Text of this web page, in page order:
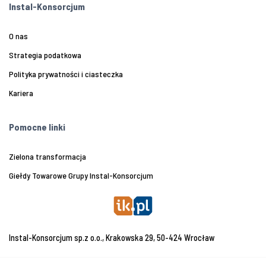
Instal-Konsorcjum
O nas
Strategia podatkowa
Polityka prywatności i ciasteczka
Kariera
Pomocne linki
Zielona transformacja
Giełdy Towarowe Grupy Instal-Konsorcjum
Instal-Konsorcjum sp.z o.o., Krakowska 29, 50-424 Wrocław